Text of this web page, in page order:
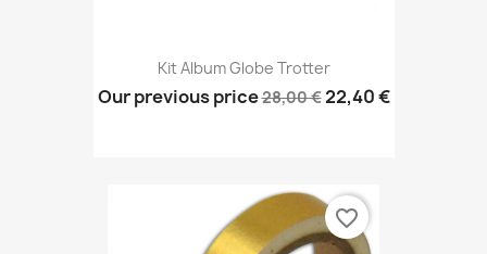
Kit Album Globe Trotter
Our previous price28,00 €22,40 €
favorite_border